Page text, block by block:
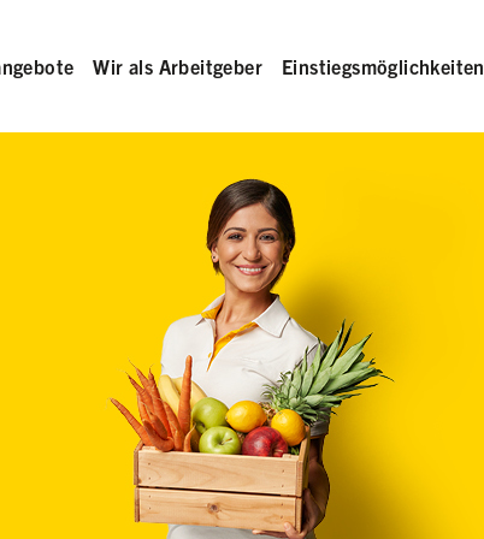
Wir als Arbeitgeber Einstiegsmöglichkeiten